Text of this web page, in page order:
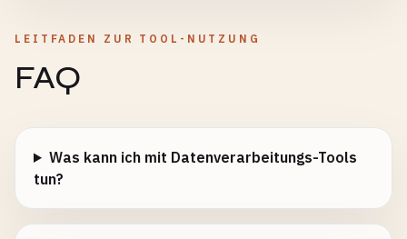
LEITFADEN ZUR TOOL-NUTZUNG
FAQ
Was kann ich mit Datenverarbeitungs-Tools
tun?